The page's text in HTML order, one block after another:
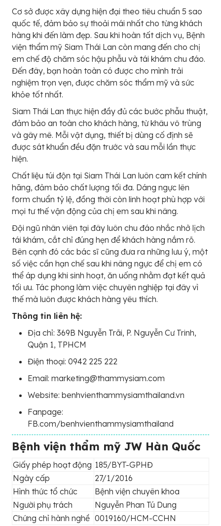
Cơ sở được xây dựng hiện đại theo tiêu chuẩn 5 sao
quốc tế, đảm bảo sự thoải mái nhất cho từng khách
hàng khi đến làm đẹp. Sau khi hoàn tất dịch vụ, Bệnh
viện thẩm mỹ Siam Thái Lan còn mang đến cho chị
em chế độ chăm sóc hậu phẫu và tái khám chu đáo.
Đến đây, bạn hoàn toàn có được cho mình trải
nghiệm trọn vẹn, được chăm sóc thẩm mỹ và sức
khỏe tốt nhất.
Siam Thái Lan thực hiện đầy đủ các bước phẫu thuật,
đảm bảo an toàn cho khách hàng, từ khâu vô trùng
và gây mê. Mỗi vật dụng, thiết bị dùng cố định sẽ
được sát khuẩn đều đặn trước và sau mỗi lần thực
hiện.
Chất liệu túi độn tại Siam Thái Lan luôn cam kết chính
hãng, đảm bảo chất lượng tối đa. Dáng ngực lên
form chuẩn tỷ lệ, đồng thời còn linh hoạt phù hợp với
mọi tư thế vận động của chị em sau khi nâng.
Đội ngũ nhân viên tại đây luôn chu đáo nhắc nhở lịch
tái khám, cắt chỉ đúng hẹn để khách hàng nắm rõ.
Bên cạnh đó các bác sĩ cũng đưa ra những lưu ý, một
số việc cần hạn chế sau khi nâng ngực để chị em có
thể áp dụng khi sinh hoạt, ăn uống nhằm đạt kết quả
tối ưu. Tác phong làm việc chuyên nghiệp tại đây vì
thế mà luôn được khách hàng yêu thích.
Thông tin liên hệ:
Địa chỉ: 369B Nguyễn Trãi, P. Nguyễn Cư Trinh,
Quận 1, TPHCM
Điện thoại: 0942 225 222
Email: marketing@thammysiam.com
Website: benhvienthammysiamthailand.vn
Fanpage:
FB.com/benhvienthammysiamthailand
Bệnh viện thẩm mỹ JW Hàn Quốc
Giấy phép hoạt động 185/BYT-GPHĐ
Ngày cấp
27/1/2016
Hình thức tổ chức
Bệnh viện chuyên khoa
Người phụ trách
Nguyễn Phan Tú Dung
Chứng chỉ hành nghề 0019160/HCM-CCHN